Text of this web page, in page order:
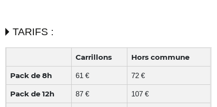
TARIFS :
Carrillons
Hors commune
Pack de 8h
61 € 72 €
Pack de 12h 87 € 107 €